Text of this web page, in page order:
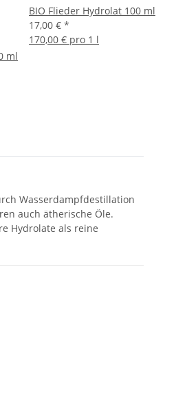
ml
BIO Flieder Hydrolat 100 ml
17,00 € *
170,00 € pro 1 l
Wasserdampfdestillation
auch ätherische Öle.
Hydrolate als reine